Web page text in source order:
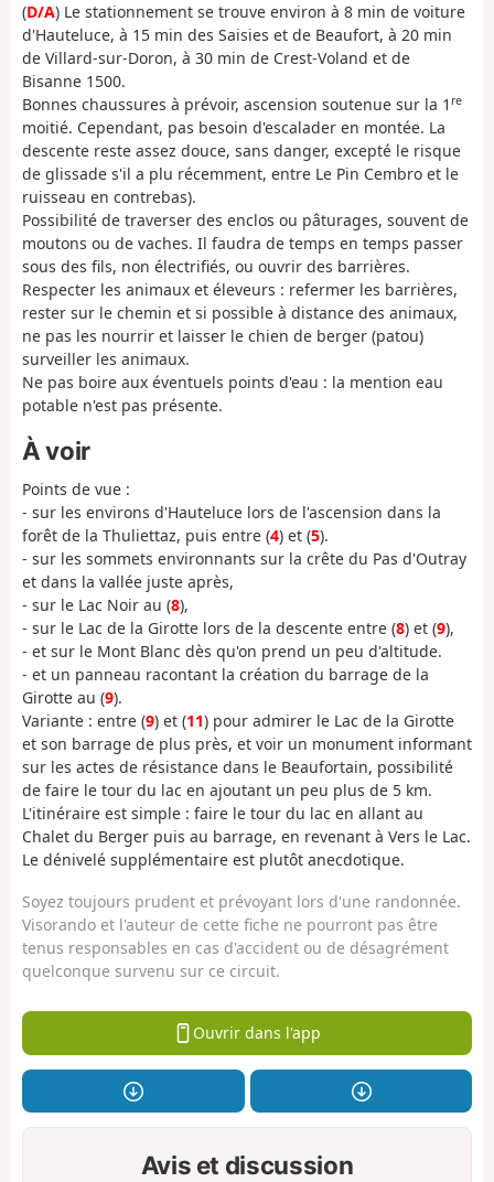
(D/A) Le stationnement se trouve environ à 8 min de voiture
d'Hauteluce, à 15 min des Saisies et de Beaufort, à 20 min
de Villard-sur-Doron, à 30 min de Crest-Voland et de
Bisanne 1500.
Bonnes chaussures à prévoir, ascension soutenue sur la 1 re
moitié. Cependant, pas besoin d'escalader en montée. La
descente reste assez douce, sans danger, excepté le risque
de glissade s'il a plu récemment, entre Le Pin Cembro et le
ruisseau en contrebas).
Possibilité de traverser des enclos ou pâturages, souvent de
moutons ou de vaches. Il faudra de temps en temps passer
sous des fils, non électrifiés, ou ouvrir des barrières.
Respecter les animaux et éleveurs : refermer les barrières,
rester sur le chemin et si possible à distance des animaux,
ne pas les nourrir et laisser le chien de berger (patou)
surveiller les animaux.
Ne pas boire aux éventuels points d'eau : la mention eau
potable n'est pas présente.
À voir
Points de vue :
- sur les environs d'Hauteluce lors de l'ascension dans la
forêt de la Thuliettaz, puis entre (4) et (5).
- sur les sommets environnants sur la crête du Pas d'Outray
et dans la vallée juste après,
- sur le Lac Noir au (8),
- sur le Lac de la Girotte lors de la descente entre (8) et (9),
- et sur le Mont Blanc dès qu'on prend un peu d'altitude.
- et un panneau racontant la création du barrage de la
Girotte au (9).
Variante : entre (9) et (11) pour admirer le Lac de la Girotte
et son barrage de plus près, et voir un monument informant
sur les actes de résistance dans le Beaufortain, possibilité
de faire le tour du lac en ajoutant un peu plus de 5 km.
L'itinéraire est simple : faire le tour du lac en allant au
Chalet du Berger puis au barrage, en revenant à Vers le Lac.
Le dénivelé supplémentaire est plutôt anecdotique.
Soyez toujours prudent et prévoyant lors d'une randonnée.
Visorando et l'auteur de cette fiche ne pourront pas être
tenus responsables en cas d'accident ou de désagrément
quelconque survenu sur ce circuit.
Ouvrir dans l'app
Avis et discussion